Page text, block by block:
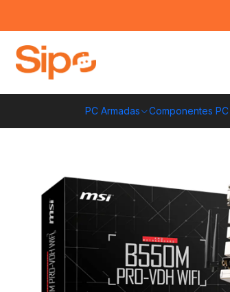
PC Armadas Componentes PC